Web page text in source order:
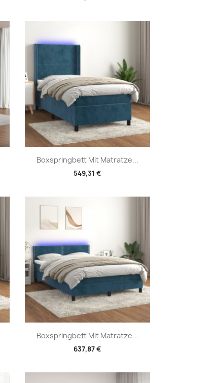
Boxspringbett Mit Matratze...
549,31 €
Vorschau
Boxspringbett Mit Matratze...
637,87 €
Vorschau